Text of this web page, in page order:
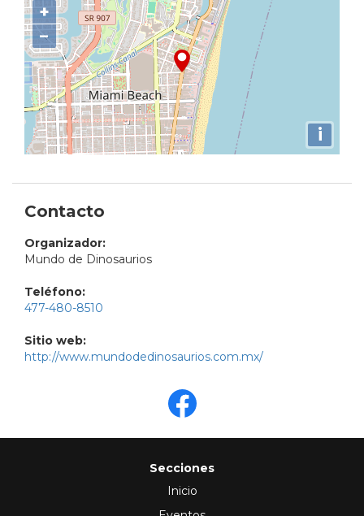
+
−
i
Contacto
Organizador:
Mundo de Dinosaurios
Teléfono:
477-480-8510
Sitio web:
http://www.mundodedinosaurios.com.mx/
Secciones
Inicio